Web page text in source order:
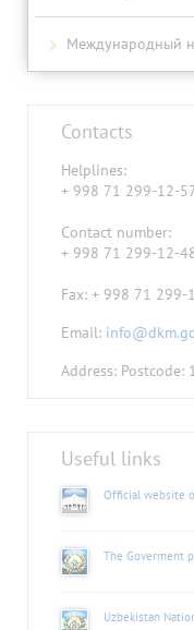
Международный
Contacts
Helplines:
+ 998 71 299-12-
Contact number:
+ 998 71 299-12-
Fax: + 998 71 299-
Email:
Address:
Useful links
Official website
The Goverment
Uzbekistan